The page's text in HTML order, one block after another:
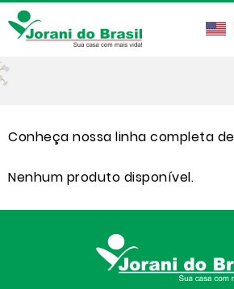
Conheça nossa linha completa
Nenhum produto disponível.